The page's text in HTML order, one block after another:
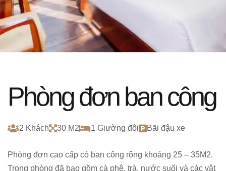
Phòng đơn ban công
2 Khách 30 M2 1 Giường đôi Bãi đậu xe
Phòng đơn cao cấp có ban công rộng khoảng 25 – 35M2.
Trong phòng đã bao gồm cà phê, trà, nước suối và các vật